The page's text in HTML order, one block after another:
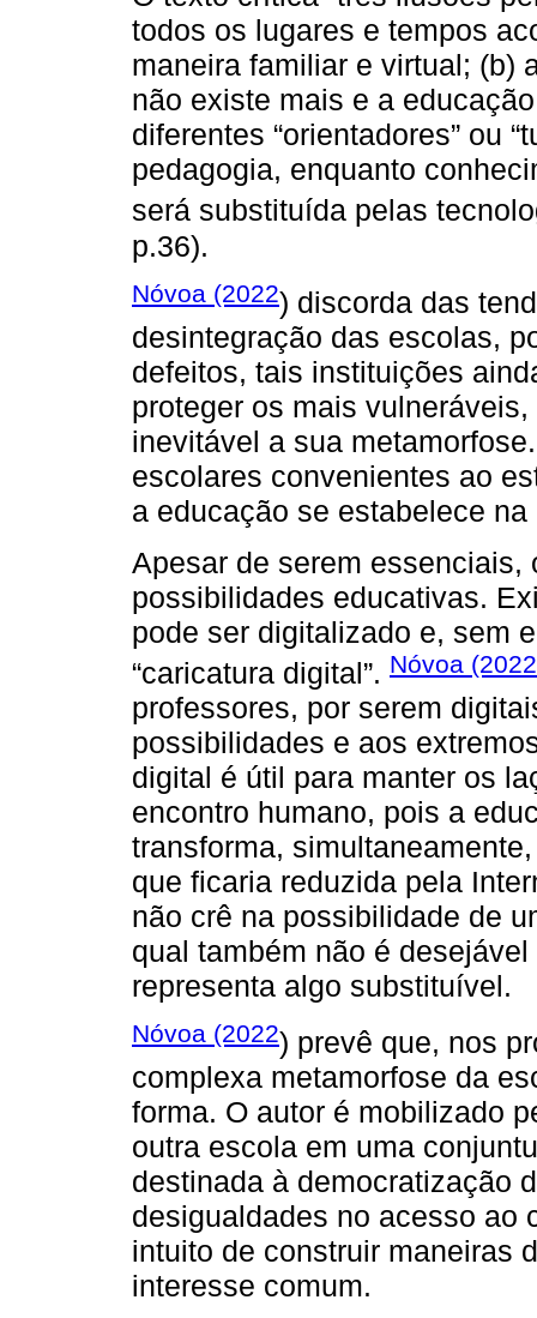
todos os lugares e tempos
maneira familiar e virtual; (b)
não existe mais e a
diferentes “orientadores” ou
pedagogia, enquanto
será substituída pelas
p.36).
Nóvoa (2022) discorda das
desintegração das escolas,
defeitos, tais instituições
proteger os mais
inevitável a sua
escolares convenientes ao
a educação se estabelece
Apesar de serem
possibilidades educativas.
pode ser digitalizado e, sem
“caricatura digital”. Nóvoa (2022
professores, por serem
possibilidades e aos
digital é útil para manter os
encontro humano, pois a
transforma,
que ficaria reduzida pela
não crê na possibilidade de
qual também não é
representa algo substituível.
Nóvoa (2022) prevê que, nos
complexa metamorfose da
forma. O autor é mobilizado
outra escola em uma
destinada à democratização
desigualdades no acesso ao
intuito de construir maneiras
interesse comum.